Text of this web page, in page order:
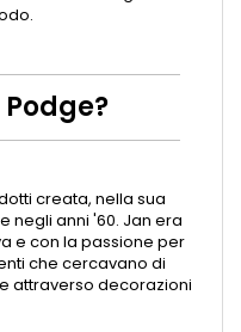
creata, nella sua
negli anni '60. Jan era
e con la passione per
che cercavano di
attraverso decorazioni